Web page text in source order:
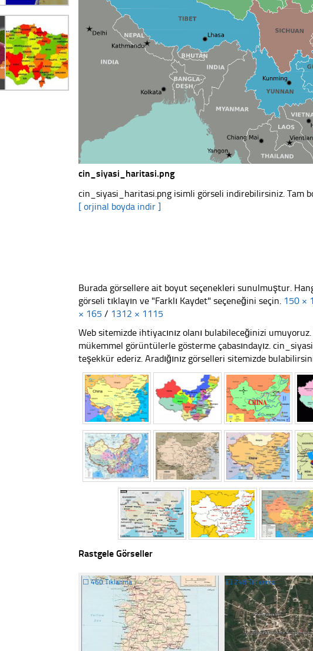
cin_siyasi_haritasi.png
cin_siyasi_haritasi.png isimli görseli indirebilirsiniz. Tam
[ orjinal boyda indir ]
Burada görsellere ait boyut seçenekleri sunulmuştur.
görseli tıklayın ve "Farklı Kaydet" seçeneğini seçin. 150 ×
× 165 / 1312 × 1115
Web sitemizde ihtiyacınız olanı bulabileceğinizi
mükemmel görüntülerle gösterme çabasındayız.
teşekkür ederiz. Aradığınız görselleri sitemizde
Rastgele Görseller
☐460 Tıklanma ☐ 248 Tıklanma